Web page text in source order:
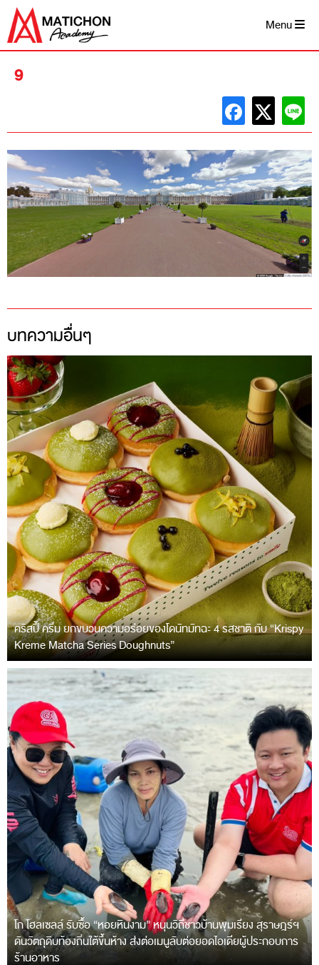
Skip
content
Menu
9
บทความอื่นๆ
คริสปี้ ครีม ยกขบวนความอร่อยของโดนัทมัทฉะ 4 รสชาติ กับ “Krispy
Kreme Matcha Series Doughnuts”
โก โฮลเซลล์ รับซื้อ “หอยหินงาม” หนุนวิถีชาวบ้านพุมเรียง สุราษฎร์ฯ
ดันวัตถุดิบท้องถิ่นใต้ขึ้นห้าง ส่งต่อเมนูลับต่อยอดไอเดียผู้ประกอบการ
ร้านอาหาร